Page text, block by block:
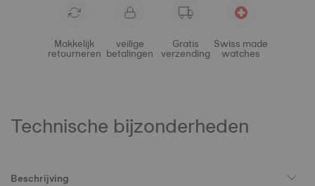
Makkelijk
retourneren
veilige
betalingen
Gratis
verzending
Swiss made
watches
Technische bijzonderheden
Beschrijving